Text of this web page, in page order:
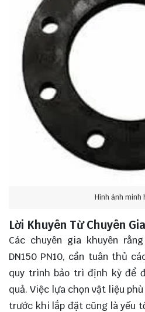
Hình ảnh minh
Lời Khuyên Từ Chuyên
Các chuyên gia khuyên
DN150 PN10, cần tuân thủ
quy trình bảo trì định kỳ để
quả. Việc lựa chọn vật liệu
trước khi lắp đặt cũng là yếu